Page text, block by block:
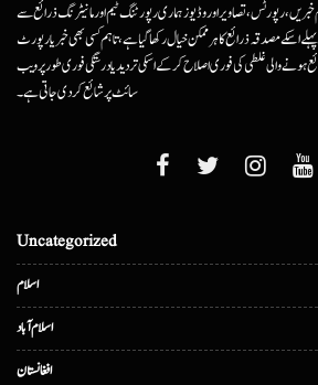
خبریں، رپورٹس، تصاویر اور وڈیوز ہماری رپورٹنگ ٹیم اور مانیٹرنگ ذرائع سے
اسکے مصدقہ ذرائع کا ہرممکن خیال رکھا گیا ہے، تاہم کسی بھی خبر یا رپورٹ
ہونے والی غلطی کی فوری اصلاح کرکے اسکی تردید یا درستگی فوری طور پر ویب
سائٹ پر شائع کردی جاتی ہے۔
Uncategorized
اسلام
اسلام آباد
افغانستان